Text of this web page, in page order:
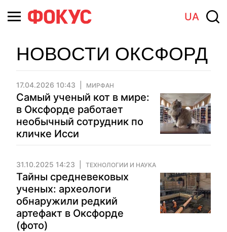
UA
НОВОСТИ ОКСФОРД
17.04.2026 10:43 МИРФАН
Самый ученый кот в мире:
в Оксфорде работает
необычный сотрудник по
кличке Исси
31.10.2025 14:23 ТЕХНОЛОГИИ И НАУКА
Тайны средневековых
ученых: археологи
обнаружили редкий
артефакт в Оксфорде
(фото)